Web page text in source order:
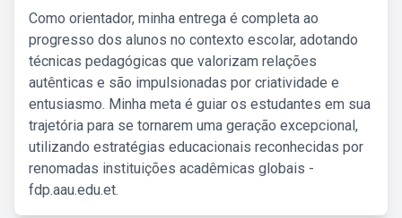
Como orientador, minha entrega é completa ao
progresso dos alunos no contexto escolar, adotando
técnicas pedagógicas que valorizam relações
autênticas e são impulsionadas por criatividade e
entusiasmo. Minha meta é guiar os estudantes em sua
trajetória para se tornarem uma geração excepcional,
utilizando estratégias educacionais reconhecidas por
renomadas instituições acadêmicas globais -
fdp.aau.edu.et.